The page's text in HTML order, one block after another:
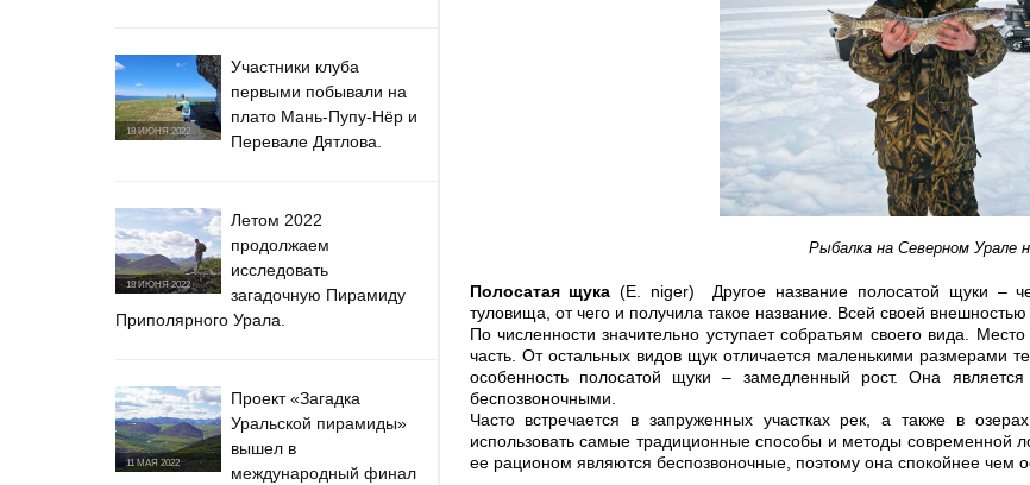
18 ИЮНЯ 2022
Участники клуба
первыми побывали на
плато Мань-Пупу-Нёр и
Перевале Дятлова.
18 ИЮНЯ 2022
Летом 2022
продолжаем
исследовать
загадочную Пирамиду
Приполярного Урала.
11 МАЯ 2022
Проект «Загадка
Уральской пирамиды»
вышел в
международный финал
Рыбалка на Северном Урале
Полосатая щука (Е. niger) Другое название полосатой щуки –
туловища, от чего и получила такое название. Всей своей
По численности значительно уступает собратьям своего вида.
часть. От остальных видов щук отличается маленькими размерами
особенность полосатой щуки – замедленный рост. Она
беспозвоночными.
Часто встречается в запруженных участках рек, а также в
использовать самые традиционные способы и методы современной
ее рационом являются беспозвоночные, поэтому она спокойнее чем